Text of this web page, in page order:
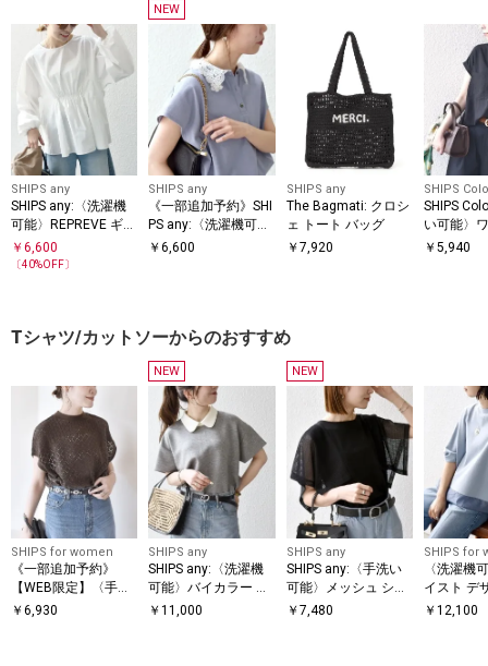
※汗や雨等の水分や摩擦により、他の衣類に色移りする可能性があります
ので、淡色衣類との組み合せはご注意ください。
※着用、洗濯時のスレで表面が毛羽立ち白っぽくなる場合がありますので
ご注意ください。
※濡れたまま放置すると、他のものへの色移りや、色泣きする場合があり
ますのでご注意ください。
※着用の際は、バッグやアクセサリー、表面の粗い物等への引っ掛かりに
十分にご注意ください。
※照明の関係やパソコン・スマートフォンなどの環境により、色味が多少
異なって見える場合があります。商品の色味は、詳細の生地アップ画像を
ご参照ください。
※末永く愛用頂く為に、アテンションタグ・洗濯ネームを必ずご確認の
上、着用又はお取り扱い下さい。
SHIPS any
SHIPS any:〈洗濯機
可能〉REPREVE ギャ
ザー パフシャツ ブラ
ウス
￥ 6,600
〔40%OFF〕
NEW
SHIPS any
《一部追加予約》SHI
PS any:〈洗濯機可
能〉レース カラー フ
￥6,600
SHIPS any
The Bagmati: クロシ
ェ トート バッグ
￥ 7,920
SHIPS
SHIPS
い可能〉
ネック フ
￥5,940
Tシャツ/カットソーからのおすすめ
SHIPS for women
《一部追加予約》
【WEB限定】〈手洗
い可能〉アイレット
￥ 6,930
NEW
SHIPS any
SHIPS any:〈洗濯機
可能〉バイカラー シ
ョートスリーブ プル
￥11,000
NEW
SHIPS any
SHIPS any:〈手洗い
可能〉メッシュ シア
ー ハンカチ スリーブ
￥ 7,480
SHIPS for
〈洗濯機
イスト デ
ー ドッキ
￥12,100